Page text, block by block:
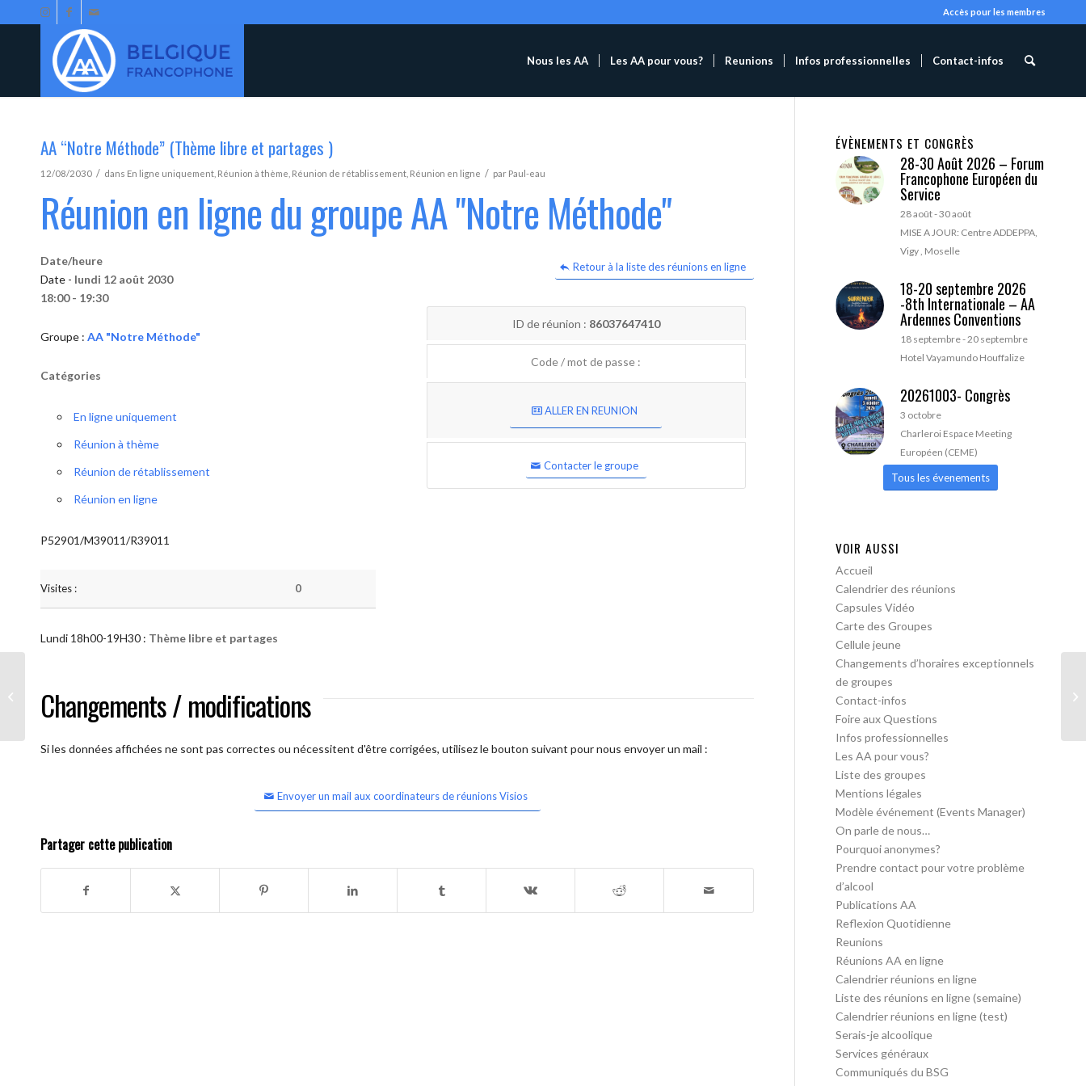
Accès pour les membres
Nous les AA Les AA pour vous? Reunions Infos professionnelles Contact-infos
AA “Notre Méthode” (Thème libre et partages )
12/08/2030 / dans En ligne uniquement Réunion à thème Réunion de rétablissement Réunion en ligne / par Paul-eau
Réunion en ligne du groupe AA "Notre Méthode"
Retour à la liste des réunions en ligne
Date/heure
Date - lundi 12 août 2030
18:00 - 19:30
Groupe : AA "Notre Méthode"
Catégories
En ligne uniquement
Réunion à thème
Réunion de rétablissement
Réunion en ligne
P52901/M39011/R39011
Visites : 0
ID de réunion : 86037647410
Code / mot de passe :
ALLER EN REUNION
Contacter le groupe
Lundi 18h00-19H30 : Thème libre et partages
Changements / modifications
Si les données affichées ne sont pas correctes ou nécessitent d'être corrigées, utilisez le bouton suivant pour nous envoyer un mail :
Envoyer un mail aux coordinateurs de réunions Visios
Partager cette publication
ÉVÈNEMENTS ET CONGRÈS
28-30 Août 2026 – Forum
Francophone Européen du
Service
28 août-30 août
MISE A JOUR: Centre ADDEPPA,
Vigy , Moselle
18-20 septembre 2026
-8th Internationale – AA
Ardennes Conventions
18 septembre-20 septembre
Hotel Vayamundo Houffalize
20261003- Congrès
3 octobre
Charleroi Espace Meeting
Européen (CEME)
Tous les évenements
VOIR AUSSI
Accueil
Calendrier des réunions
Capsules Vidéo
Carte des Groupes
Cellule jeune
Changements d’horaires exceptionnels
de groupes
Contact-infos
Foire aux Questions
Infos professionnelles
Les AA pour vous?
Liste des groupes
Mentions légales
Modèle événement (Events Manager)
On parle de nous…
Pourquoi anonymes?
Prendre contact pour votre problème
d’alcool
Publications AA
Reflexion Quotidienne
Reunions
Réunions AA en ligne
Calendrier réunions en ligne
Liste des réunions en ligne (semaine)
Calendrier réunions en ligne (test)
Serais-je alcoolique
Services généraux
Communiqués du BSG
partages )